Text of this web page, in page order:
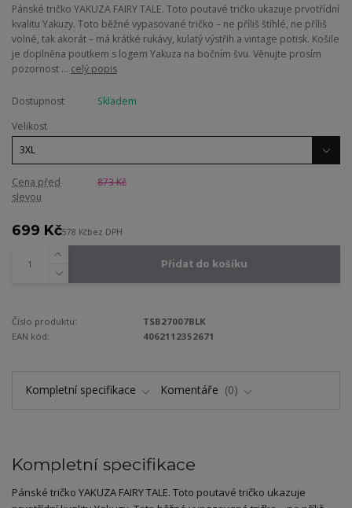
Pánské tričko YAKUZA FAIRY TALE. Toto poutavé tričko ukazuje prvotřídní
kvalitu Yakuzy. Toto běžné vypasované tričko – ne příliš štíhlé, ne příliš
volné, tak akorát – má krátké rukávy, kulatý výstřih a vintage potisk. Košile
je doplněna poutkem s logem Yakuza na bočním švu. Věnujte prosím
pozornost ... celý popis
Dostupnost
Skladem
Velikost
Cena před
slevou
873 Kč
699 Kč578 Kčbez DPH
Přidat do košíku
Číslo produktu:
TSB27007BLK
EAN kód:
4062112352671
Kompletní specifikace Komentáře 0
Kompletní specifikace
Pánské tričko YAKUZA FAIRY TALE. Toto poutavé tričko ukazuje